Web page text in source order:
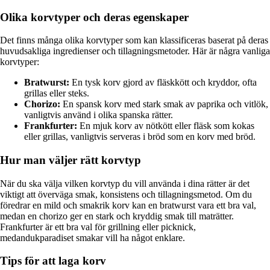
Olika korvtyper och deras egenskaper
Det finns många olika korvtyper som kan klassificeras baserat på deras
huvudsakliga ingredienser och tillagningsmetoder. Här är några vanliga
korvtyper:
Bratwurst: En tysk korv gjord av fläskkött och kryddor, ofta
grillas eller steks.
Chorizo: En spansk korv med stark smak av paprika och vitlök,
vanligtvis använd i olika spanska rätter.
Frankfurter: En mjuk korv av nötkött eller fläsk som kokas
eller grillas, vanligtvis serveras i bröd som en korv med bröd.
Hur man väljer rätt korvtyp
När du ska välja vilken korvtyp du vill använda i dina rätter är det
viktigt att överväga smak, konsistens och tillagningsmetod. Om du
föredrar en mild och smakrik korv kan en bratwurst vara ett bra val,
medan en chorizo ger en stark och kryddig smak till maträtter.
Frankfurter är ett bra val för grillning eller picknick,
medandukparadiset smakar vill ha något enklare.
Tips för att laga korv